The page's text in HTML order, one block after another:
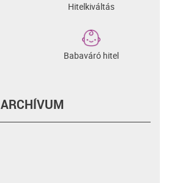
Hitelkiváltás
Babaváró hitel
ARCHÍVUM